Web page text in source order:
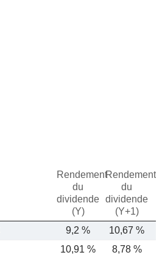
Rendement
du
dividende
(Y)
Rendement
du
dividende
(Y+1)
9,2 %
10,67 %
10,91 %
8,78 %